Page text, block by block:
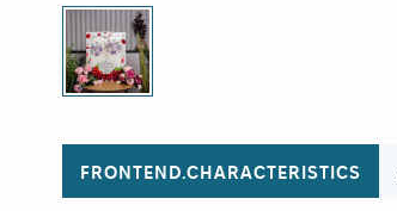
FRONTEND.CHARACTERISTICS